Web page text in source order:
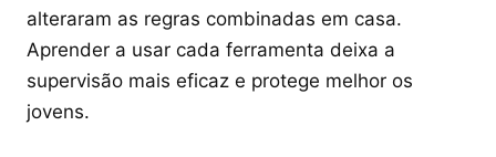
alteraram as regras combinadas em casa.
Aprender a usar cada ferramenta deixa a
supervisão mais eficaz e protege melhor os
jovens.